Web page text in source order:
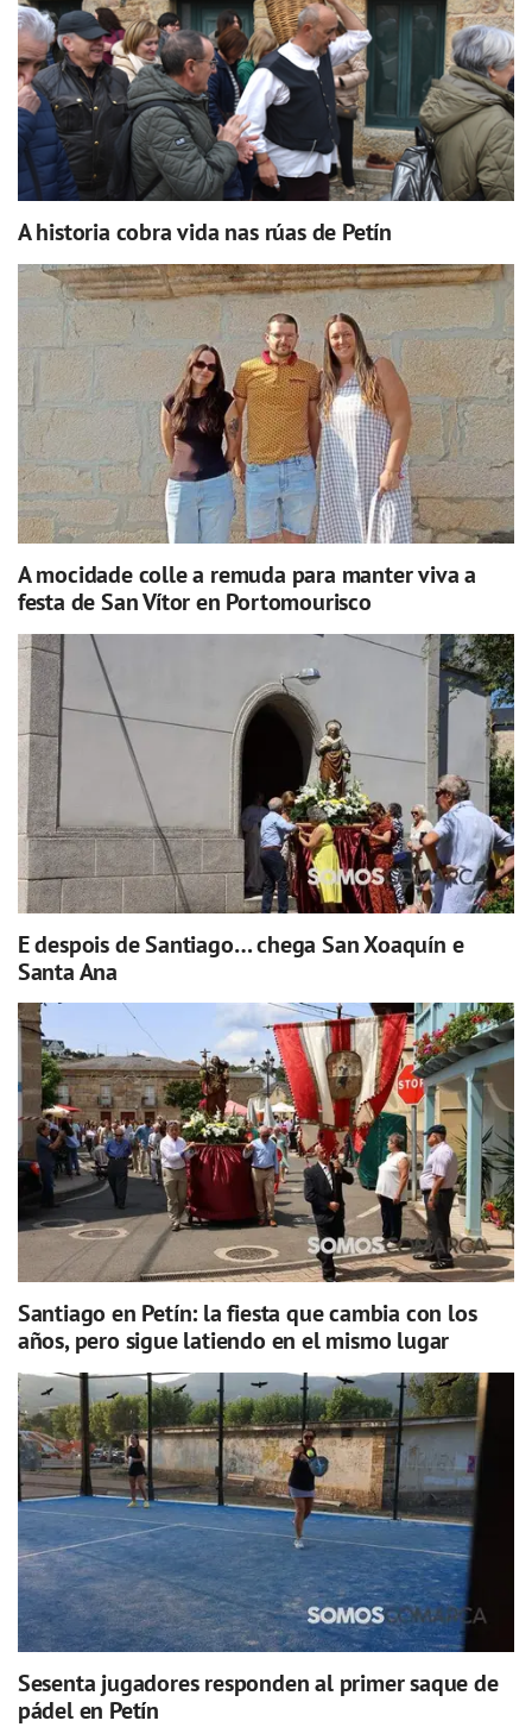
A historia cobra vida nas rúas de Petín
A mocidade colle a remuda para manter viva a
festa de San Vítor en Portomourisco
E despois de Santiago… chega San Xoaquín e
Santa Ana
Santiago en Petín: la fiesta que cambia con los
años, pero sigue latiendo en el mismo lugar
Sesenta jugadores responden al primer saque de
pádel en Petín